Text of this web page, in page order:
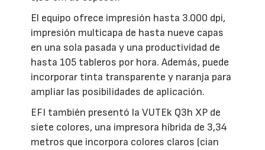
El equipo ofrece impresión hasta 3.000 dpi,
impresión multicapa de hasta nueve capas
en una sola pasada y una productividad de
hasta 105 tableros por hora. Además, puede
incorporar tinta transparente y naranja para
ampliar las posibilidades de aplicación.
EFI también presentó la VUTEk Q3h XP de
siete colores, una impresora híbrida de 3,34
metros que incorpora colores claros (cian